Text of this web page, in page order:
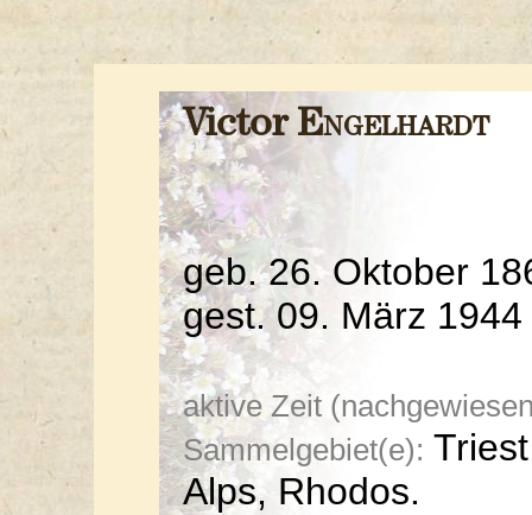
Victor Engelhardt
geb. 26. Oktober
gest. 09. März
aktive Zeit
Sammelgebiet(e):
Alps, Rhodos.